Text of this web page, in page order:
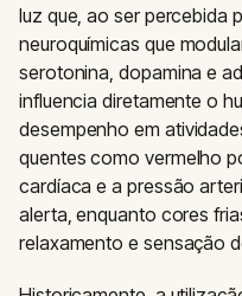
luz que, ao ser percebida
neuroquímicas que
serotonina, dopamina e
influencia diretamente o
desempenho em
quentes como vermelho
cardíaca e a pressão
alerta, enquanto cores
relaxamento e sensação